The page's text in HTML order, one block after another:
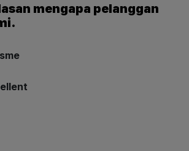
mengapa pelanggan